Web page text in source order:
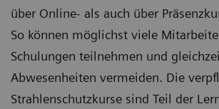
über Online- als auch über
So können möglichst viele
Schulungen teilnehmen und
Abwesenheiten vermeiden. Die
Strahlenschutzkurse sind Teil der